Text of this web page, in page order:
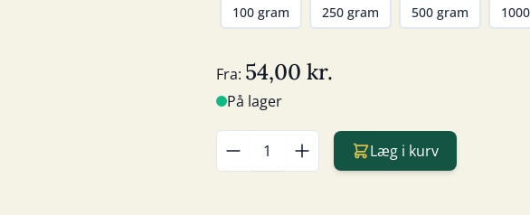
100 gram 250 gram 500 gram
Fra: 54,00 kr.
På lager
Læg i kurv